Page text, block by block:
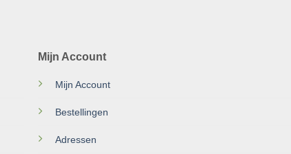
Mijn Account
Mijn Account
Bestellingen
Adressen